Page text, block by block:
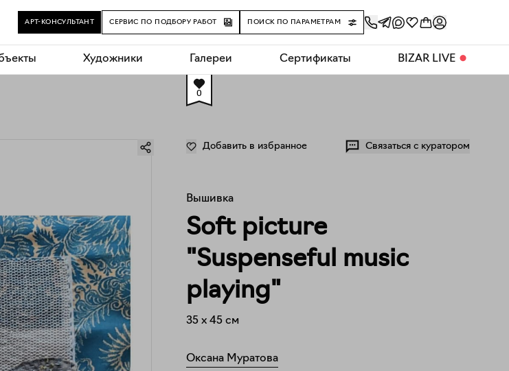
АРТ-КОНСУЛЬТАНТ СЕРВИС ПО ПОДБОРУ РАБОТ ПОИСК ПО ПАРАМЕТРАМ
Художники Галереи Сертификаты BIZAR LIVE ⬤
0
Добавить в избранное Связаться с куратором
Вышивка
Soft picture
"Suspenseful music
playing"
35 x 45 см
Оксана Муратова